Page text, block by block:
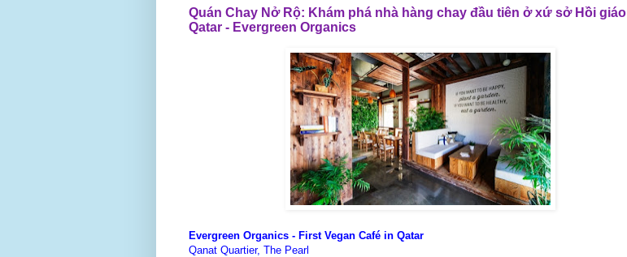
Quán Chay Nở Rộ: Khám phá nhà hàng chay đầu tiên ở xứ sở Hồi giáo
Qatar - Evergreen Organics
Evergreen Organics - First Vegan Café in Qatar
Qanat Quartier, The Pearl